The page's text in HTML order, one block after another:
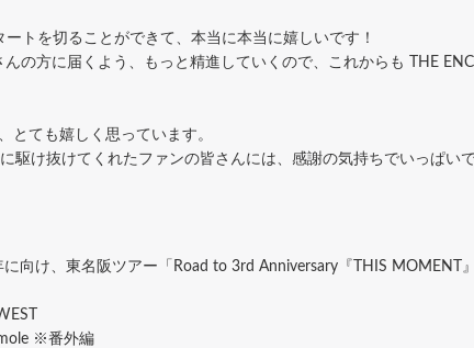
トを切ることができて、本当に本当に嬉しいです！
んの方に届くよう、もっと精進していくので、これからも THE
とても嬉しく思っています。
駆け抜けてくれたファンの皆さんには、感謝の気持ちでいっぱい
向け、東名阪ツアー「Road to 3rd Anniversary『THIS MOMENT
※番外編